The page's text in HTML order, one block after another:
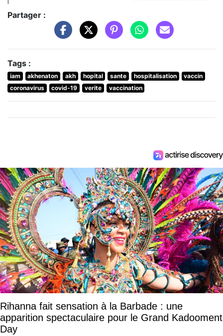
Partager :
Tags :
iam akhenaton akh hopital sante hospitalisation
vaccin
coronavirus
covid-19 verite vaccination
Rihanna fait sensation à la Barbade : une
apparition spectaculaire pour le Grand Kadooment
Day